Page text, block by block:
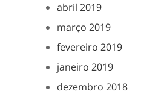
abril 2019
março 2019
fevereiro 2019
janeiro 2019
dezembro 2018